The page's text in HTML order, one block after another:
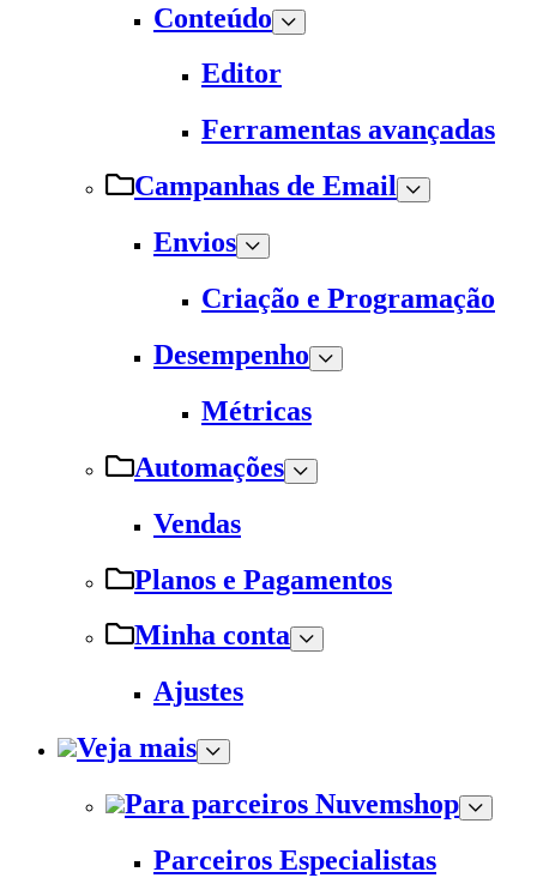
Conteúdo
Editor
Ferramentas avançadas
Campanhas de Email
Envios
Criação e Programação
Desempenho
Métricas
Automações
Vendas
Planos e Pagamentos
Minha conta
Ajustes
Veja mais
Para parceiros Nuvemshop
Parceiros Especialistas